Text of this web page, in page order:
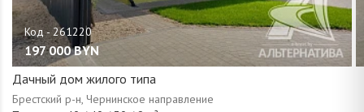
197 000 BYN
Дачный дом жилого типа